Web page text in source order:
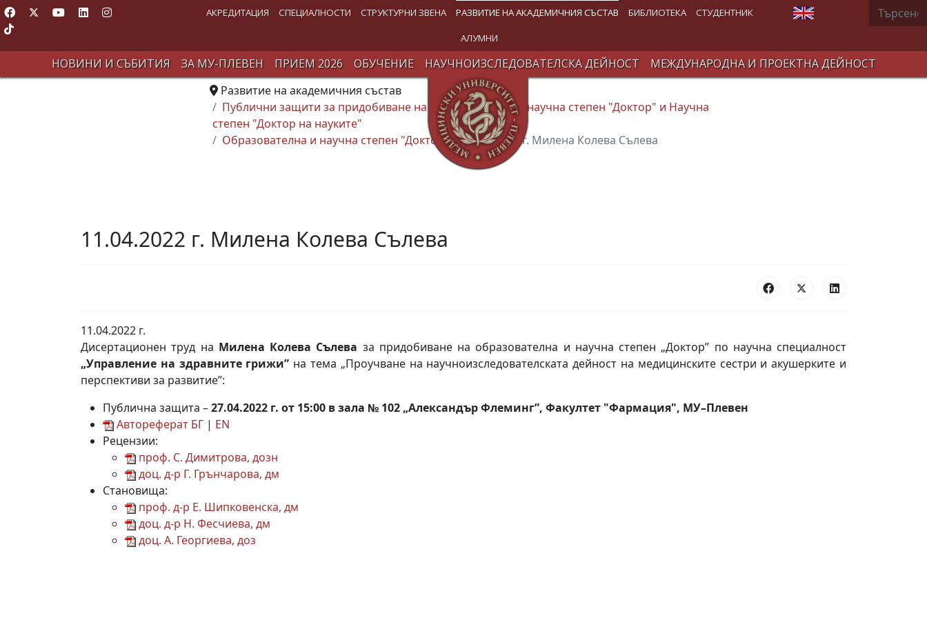
АКРЕДИТАЦИЯ СПЕЦИАЛНОСТИ СТРУКТУРНИ ЗВЕНА РАЗВИТИЕ НА АКАДЕМИЧНИЯ СЪСТАВ БИБЛИОТЕКА СТУДЕНТНИК
АЛУМНИ
Изберете език Търсене
НОВИНИ И СЪБИТИЯ ЗА МУ-ПЛЕВЕН ПРИЕМ 2026 ОБУЧЕНИЕ НАУЧНОИЗСЛЕДОВАТЕЛСКА ДЕЙНОСТ
МЕЖДУНАРОДНА И ПРОЕКТНА ДЕЙНОСТ
Развитие на академичния състав
Публични защити за придобиване на Образователна и научна степен "Доктор" и Научна
степен "Доктор на науките"
Образователна и научна степен "Доктор"
11.04.2022 г. Милена Колева Сълева
11.04.2022 г. Милена Колева Сълева
11.04.2022 г.
Дисертационен труд на Милена Колева Сълева за придобиване на образователна и научна степен „Доктор” по научна специалност
„Управление на здравните грижи” на тема „Проучване на научноизследователската дейност на медицинските сестри и акушерките и
перспективи за развитие”:
Публична защита –27.04.2022 г. от 15:00 в зала № 102 „Александър Флеминг”, Факултет "Фармация", МУ–Плевен
Автореферат БГ | EN
Рецензии:
проф. С. Димитрова, дозн
доц. д-р Г. Грънчарова, дм
Становища:
проф. д-р Е. Шипковенска, дм
доц. д-р Н. Фесчиева, дм
доц. А. Георгиева, доз